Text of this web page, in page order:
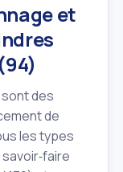
et
des
de
les types